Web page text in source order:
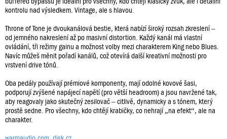
kontrolu nad výsledkem. Vintage, ale s hlavou.
Throne of Tone je dvoukanálová bestie, která nabízí široký rozsah zkreslení –
od jemného nakreslení až po masivní distortion. Každý kanál má vlastní
ovládání, tři režimy gainu a možnost volby mezi charakterem King nebo Blues.
Navíc můžeš měnit pořadí kanálů, což otevírá další kreativní možnosti pro
vrstvení drive tónů.
Oba pedály používají prémiové komponenty, mají odolné kovové šasi,
podporují zvýšené napájecí napětí (pro větší headroom) a jsou navržené tak,
aby reagovaly jako skutečný zesilovač – citlivě, dynamicky a s tónem, který
prostě sedne. Pro všechny, kdo chtějí krabičky, co nehrají „na efekt“, ale na
charakter.